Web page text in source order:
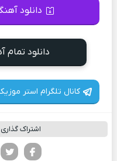
دانلود
دانلود
کانال تلگرام استر
اشتراک